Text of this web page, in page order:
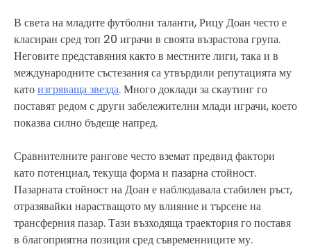
В света на младите футболни таланти, Рицу Доан често е
класиран сред топ 20 играчи в своята възрастова група.
Неговите представяния както в местните лиги, така и в
международните състезания са утвърдили репутацията му
катоизгряваща звезда. Много доклади за скаутинг го
поставят редом с други забележителни млади играчи, което
показва силно бъдеще напред.
Сравнителните рангове често вземат предвид фактори
като потенциал, текуща форма и пазарна стойност.
Пазарната стойност на Доан е наблюдавала стабилен ръст,
отразявайки нарастващото му влияние и търсене на
трансферния пазар. Тази възходяща траектория го поставя
в благоприятна позиция сред съвременниците му.